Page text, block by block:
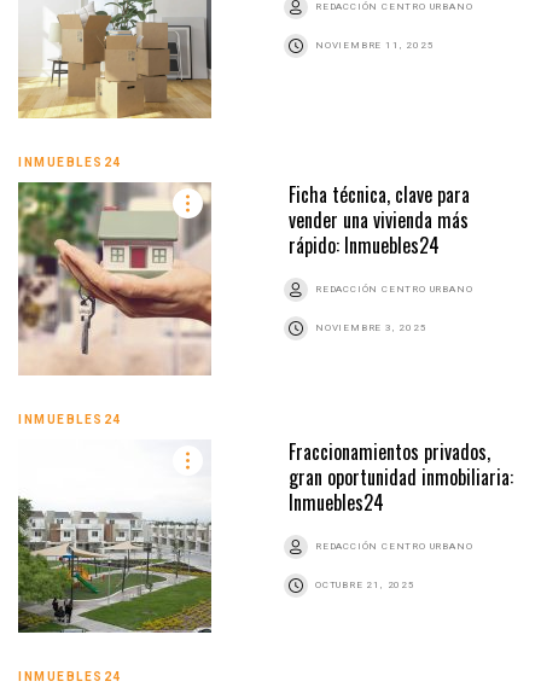
REDACCIÓN CENTRO URBANO
NOVIEMBRE 11, 2025
INMUEBLES24
Ficha técnica, clave para
vender una vivienda más
rápido: Inmuebles24
REDACCIÓN CENTRO URBANO
NOVIEMBRE 3, 2025
INMUEBLES24
Fraccionamientos privados,
gran oportunidad inmobiliaria:
Inmuebles24
REDACCIÓN CENTRO URBANO
OCTUBRE 21, 2025
INMUEBLES24